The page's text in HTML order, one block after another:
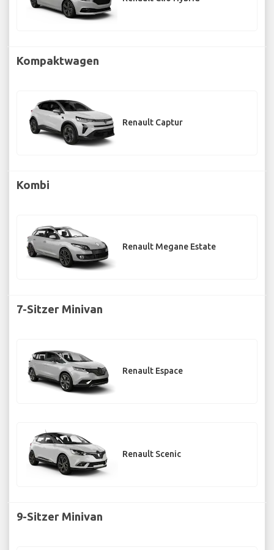
Kompaktwagen
Renault Captur
Kombi
Renault Megane Estate
7-Sitzer Minivan
Renault Espace
Renault Scenic
9-Sitzer Minivan